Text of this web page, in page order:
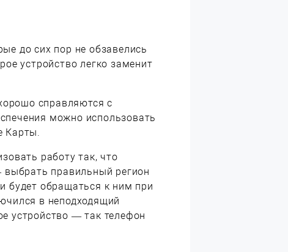
до сих пор не обзавелись
устройство легко заменит
справляются с
можно использовать
Карты.
работу так, что
выбрать правильный регион
будет обращаться к ним при
в неподходящий
устройство — так телефон